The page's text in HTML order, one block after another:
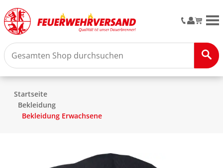
Startseite
Bekleidung
Bekleidung Erwachsene